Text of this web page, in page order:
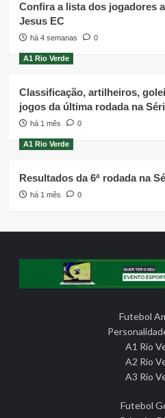
Confira a lista dos jogadores
Jesus EC
há 4 semanas 0
A1 Rio Verde
Classificação, artilheiros,
jogos da última rodada na
há 1 mês 0
A1 Rio Verde
Resultados da 6ª rodada na
há 1 mês 0
Futebol
A1 Rio
A2 Rio
A3 Rio
Futebol